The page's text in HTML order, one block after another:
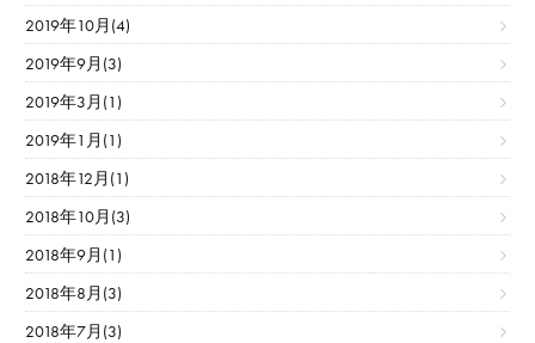
2019年10月(4)
2019年9月(3)
2019年3月(1)
2019年1月(1)
2018年12月(1)
2018年10月(3)
2018年9月(1)
2018年8月(3)
2018年7月(3)